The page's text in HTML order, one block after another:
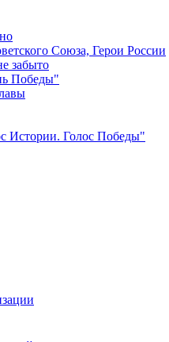
Союза, Герои России
забыто
Победы"
Истории. Голос Победы"